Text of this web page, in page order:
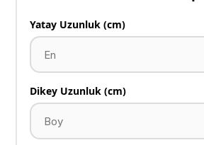
Yatay Uzunluk (cm)
Dikey Uzunluk (cm)